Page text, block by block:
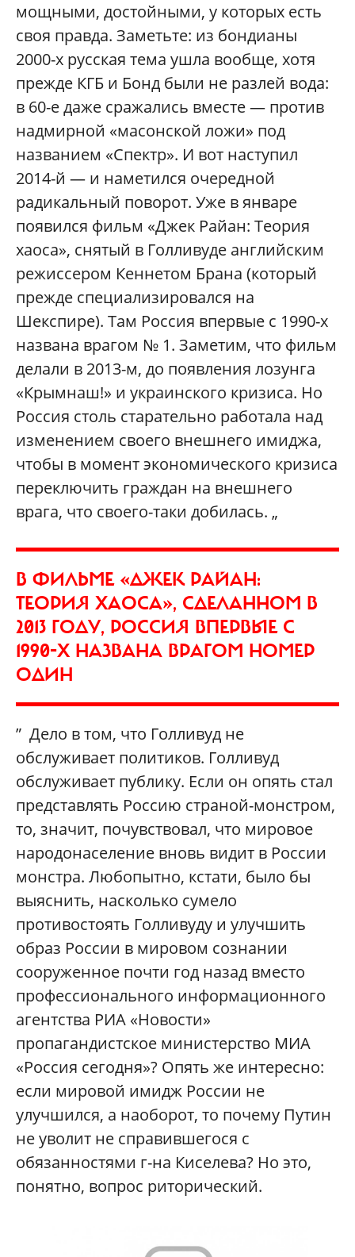
мощными, достойными, у которых есть
своя правда. Заметьте: из бондианы
2000-х русская тема ушла вообще, хотя
прежде КГБ и Бонд были не разлей вода:
в 60-е даже сражались вместе — против
надмирной «масонской ложи» под
названием «Спектр». И вот наступил
2014-й — и наметился очередной
радикальный поворот. Уже в январе
появился фильм «Джек Райан: Теория
хаоса», снятый в Голливуде английским
режиссером Кеннетом Брана (который
прежде специализировался на
Шекспире). Там Россия впервые с 1990-х
названа врагом № 1. Заметим, что фильм
делали в 2013-м, до появления лозунга
«Крымнаш!» и украинского кризиса. Но
Россия столь старательно работала над
изменением своего внешнего имиджа,
чтобы в момент экономического кризиса
переключить граждан на внешнего
врага, что своего-таки добилась. „
В ФИЛЬМЕ «ДЖЕК РАЙАН:
ТЕОРИЯ ХАОСА», СДЕЛАННОМ В
2013 ГОДУ, РОССИЯ ВПЕРВЫЕ С
1990-Х НАЗВАНА ВРАГОМ НОМЕР
ОДИН
” Дело в том, что Голливуд не
обслуживает политиков. Голливуд
обслуживает публику. Если он опять стал
представлять Россию страной-монстром,
то, значит, почувствовал, что мировое
народонаселение вновь видит в России
монстра. Любопытно, кстати, было бы
выяснить, насколько сумело
противостоять Голливуду и улучшить
образ России в мировом сознании
сооруженное почти год назад вместо
профессионального информационного
агентства РИА «Новости»
пропагандистское министерство МИА
«Россия сегодня»? Опять же интересно:
если мировой имидж России не
улучшился, а наоборот, то почему Путин
не уволит не справившегося с
обязанностями г-на Киселева? Но это,
понятно, вопрос риторический.